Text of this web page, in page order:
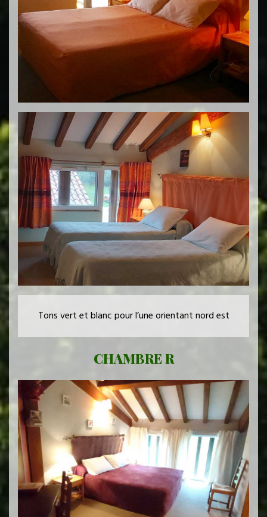
Tons vert et blanc pour l’une orientant nord est
CHAMBRE R